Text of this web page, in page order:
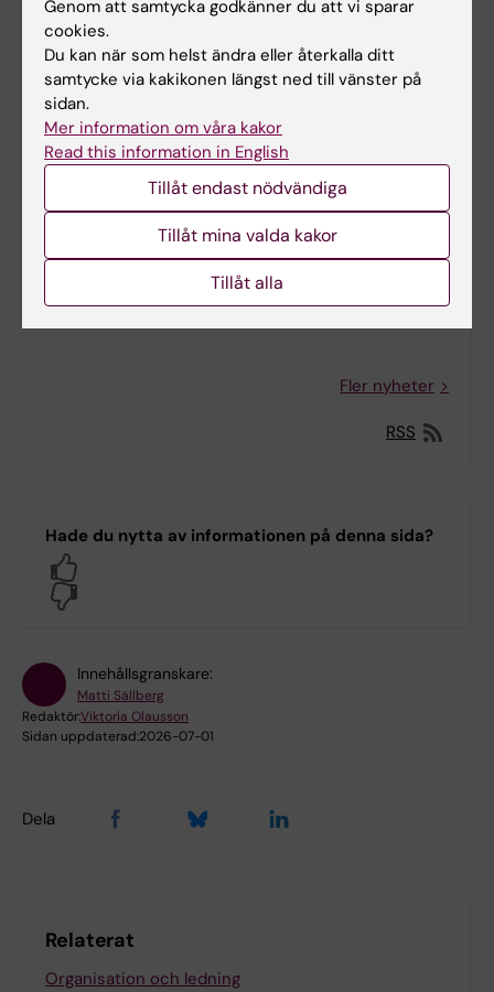
Ny avhandling om hur sömn påverkar hjärnhälsa
och risken för Alzheimers sjukdom
2026-05-20 16:32
Ny avhandling kartlägger långvariga hälsobesvär
efter covid-19
2026-05-13 09:59
Nicola Orsini och Karin Garming Legert tilldelas
2026-05-11 14:24
Fler nyheter
RSS
Hade du nytta av informationen på denna sida?
Innehållsgranskare:
Matti Sällberg
Redaktör:Viktoria Olausson
Sidan uppdaterad:2026-07-01
Dela
Relaterat
Organisation och ledning
Genom att samtycka godkänner du att vi sparar
cookies.
Du kan när som helst ändra eller återkalla ditt
samtycke via kakikonen längst ned till vänster på
sidan.
Mer information om våra kakor
Read this information in English
Tillåt endast nödvändiga
Tillåt mina valda kakor
Tillåt alla